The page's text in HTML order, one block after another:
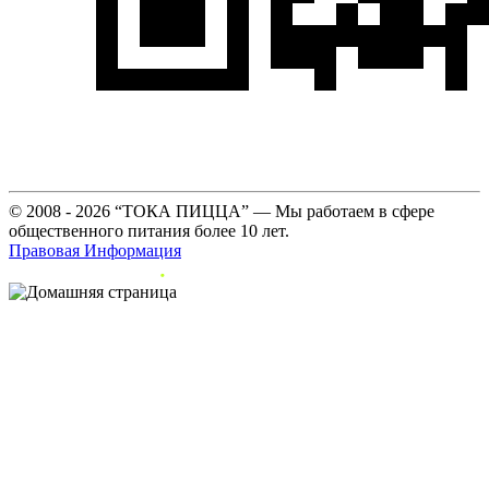
© 2008 - 2026 “ТОКА ПИЦЦА” — Мы работаем в сфере
общественного питания более 10 лет.
Правовая Информация